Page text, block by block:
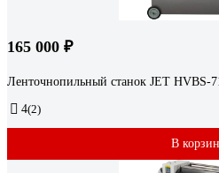
165 000 ₽
Ленточнопильный станок JET HVBS-
4(2)
В